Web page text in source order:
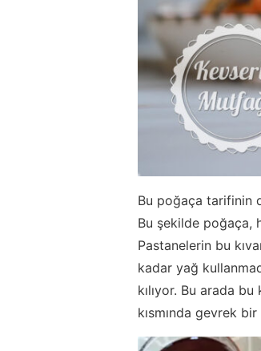
Bu poğaça tarifinin
Bu şekilde poğaça,
Pastanelerin bu
kadar yağ
kılıyor. Bu arada
kısmında gevrek